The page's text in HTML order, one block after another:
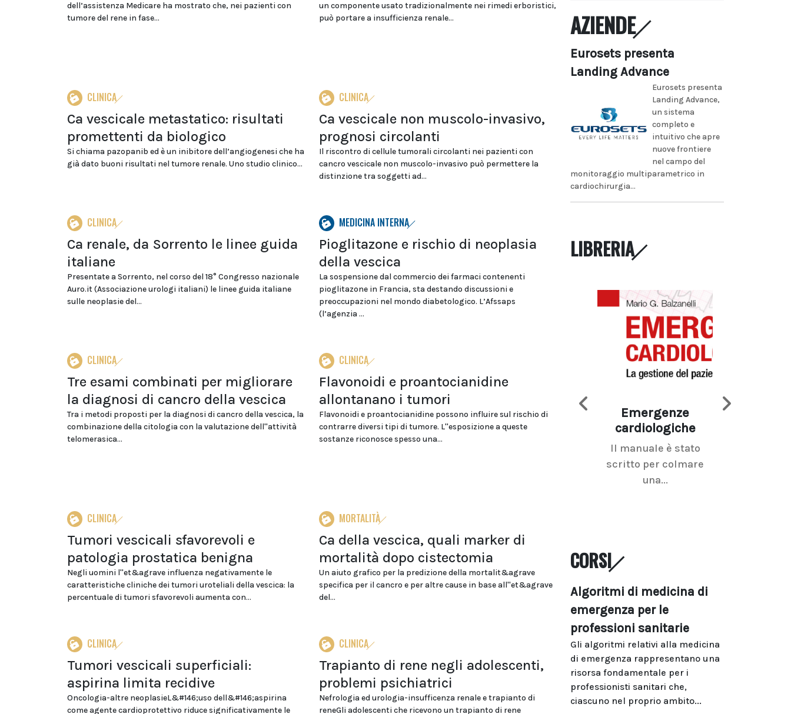
dell’assistenza Medicare ha mostrato che, nei pazienti con
tumore del rene in fase...
un componente usato tradizionalmente nei rimedi erboristici,
può portare a insufficienza renale...
CLINICA
Ca vescicale metastatico: risultati
promettenti da biologico
Si chiama pazopanib ed è un inibitore dell’angiogenesi che ha
già dato buoni risultati nel tumore renale. Uno studio clinico...
CLINICA
Ca vescicale non muscolo-invasivo,
prognosi circolanti
Il riscontro di cellule tumorali circolanti nei pazienti con
cancro vescicale non muscolo-invasivo può permettere la
distinzione tra soggetti ad...
CLINICA
Ca renale, da Sorrento le linee guida
italiane
Presentate a Sorrento, nel corso del 18° Congresso nazionale
Auro.it (Associazione urologi italiani) le linee guida italiane
sulle neoplasie del...
MEDICINA INTERNA
Pioglitazone e rischio di neoplasia
della vescica
La sospensione dal commercio dei farmaci contenenti
pioglitazone in Francia, sta destando discussioni e
preoccupazioni nel mondo diabetologico. L’Afssaps
(l’agenzia ...
CLINICA
Tre esami combinati per migliorare
la diagnosi di cancro della vescica
Tra i metodi proposti per la diagnosi di cancro della vescica, la
combinazione della citologia con la valutazione dell''attività
telomerasica...
CLINICA
Flavonoidi e proantocianidine
allontanano i tumori
Flavonoidi e proantocianidine possono influire sul rischio di
contrarre diversi tipi di tumore. L''esposizione a queste
sostanze riconosce spesso una...
CLINICA
Tumori vescicali sfavorevoli e
patologia prostatica benigna
Negli uomini l''et&agrave influenza negativamente le
caratteristiche cliniche dei tumori uroteliali della vescica: la
percentuale di tumori sfavorevoli aumenta con...
MORTALITÀ
Ca della vescica, quali marker di
mortalità dopo cistectomia
Un aiuto grafico per la predizione della mortalit&agrave
specifica per il cancro e per altre cause in base all''et&agrave
del...
CLINICA
Tumori vescicali superficiali:
aspirina limita recidive
Oncologia-altre neoplasieL&#146;uso dell&#146;aspirina
come agente cardioprotettivo riduce significativamente le
CLINICA
Trapianto di rene negli adolescenti,
problemi psichiatrici
Nefrologia ed urologia-insufficenza renale e trapianto di
reneGli adolescenti che ricevono un trapianto di rene
AZIENDE
Eurosets presenta
Landing Advance
Eurosets presenta
Landing Advance,
un sistema
completo e
intuitivo che apre
nuove frontiere
nel campo del
monitoraggio multiparametrico in
cardiochirurgia...
LIBRERIA
Emergenze
cardiologiche
Il manuale è stato
scritto per colmare
una...
CORSI
Algoritmi di medicina di
emergenza per le
professioni sanitarie
Gli algoritmi relativi alla medicina
di emergenza rappresentano una
risorsa fondamentale per i
professionisti sanitari che,
ciascuno nel proprio ambito...